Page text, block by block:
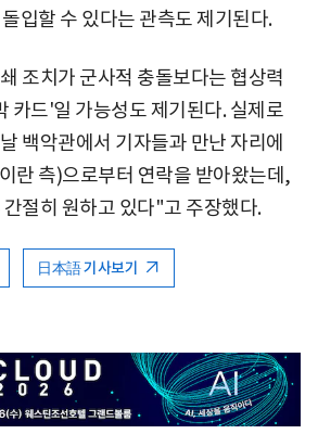
입할 수 있다는 관측도 제기된다.
조치가 군사적 충돌보다는 협상력
카드'일 가능성도 제기된다. 실제로
백악관에서 기자들과 만난 자리에
란 측)으로부터 연락을 받아왔는데,
절히 원하고 있다"고 주장했다.
日本語 기사보기